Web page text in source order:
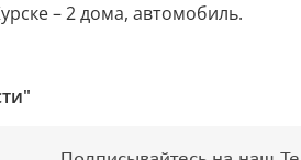
– 2 дома, автомобиль.